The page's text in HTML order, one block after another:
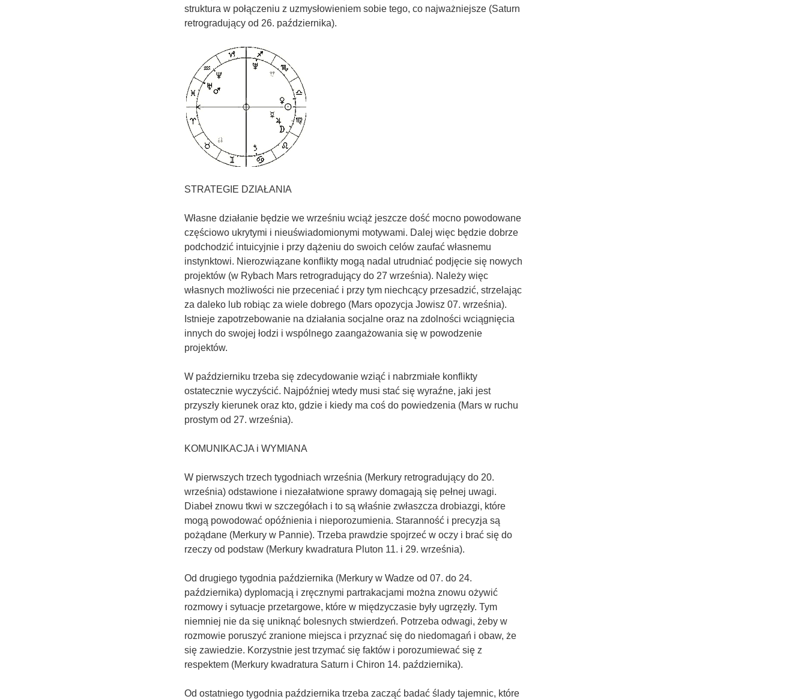
struktura w połączeniu z uzmysłowieniem sobie tego, co najważniejsze (Saturn
retrogradujący od 26. października).
STRATEGIE DZIAŁANIA
Własne działanie będzie we wrześniu wciąż jeszcze dość mocno powodowane
częściowo ukrytymi i nieuświadomionymi motywami. Dalej więc będzie dobrze
podchodzić intuicyjnie i przy dążeniu do swoich celów zaufać własnemu
instynktowi. Nierozwiązane konflikty mogą nadal utrudniać podjęcie się nowych
projektów (w Rybach Mars retrogradujący do 27 września). Należy więc
własnych możliwości nie przeceniać i przy tym niechcący przesadzić, strzelając
za daleko lub robiąc za wiele dobrego (Mars opozycja Jowisz 07. września).
Istnieje zapotrzebowanie na działania socjalne oraz na zdolności wciągnięcia
innych do swojej łodzi i wspólnego zaangażowania się w powodzenie
projektów.
W październiku trzeba się zdecydowanie wziąć i nabrzmiałe konflikty
ostatecznie wyczyścić. Najpóźniej wtedy musi stać się wyraźne, jaki jest
przyszły kierunek oraz kto, gdzie i kiedy ma coś do powiedzenia (Mars w ruchu
prostym od 27. września).
KOMUNIKACJA i WYMIANA
W pierwszych trzech tygodniach września (Merkury retrogradujący do 20.
września) odstawione i niezałatwione sprawy domagają się pełnej uwagi.
Diabeł znowu tkwi w szczegółach i to są właśnie zwłaszcza drobiazgi, które
mogą powodować opóźnienia i nieporozumienia. Staranność i precyzja są
pożądane (Merkury w Pannie). Trzeba prawdzie spojrzeć w oczy i brać się do
rzeczy od podstaw (Merkury kwadratura Pluton 11. i 29. września).
Od drugiego tygodnia października (Merkury w Wadze od 07. do 24.
października) dyplomacją i zręcznymi partrakacjami można znowu ożywić
rozmowy i sytuacje przetargowe, które w międzyczasie były ugrzęzły. Tym
niemniej nie da się uniknąć bolesnych stwierdzeń. Potrzeba odwagi, żeby w
rozmowie poruszyć zranione miejsca i przyznać się do niedomagań i obaw, że
się zawiedzie. Korzystnie jest trzymać się faktów i porozumiewać się z
respektem (Merkury kwadratura Saturn i Chiron 14. października).
Od ostatniego tygodnia października trzeba zacząć badać ślady tajemnic, które